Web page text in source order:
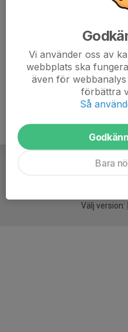
Välj version:
Vi använder oss av
webbplats ska
även för
förbättra
Så
Bara